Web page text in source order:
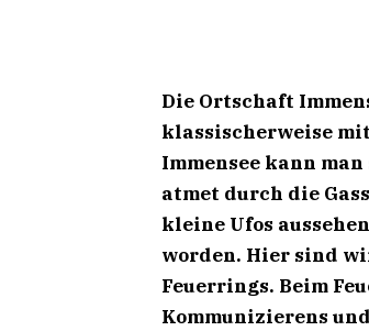
Die Ortschaft
klassischerweise
Immensee kann
atmet durch die
kleine Ufos
worden. Hier sind
Feuerrings. Beim
Kommunizierens